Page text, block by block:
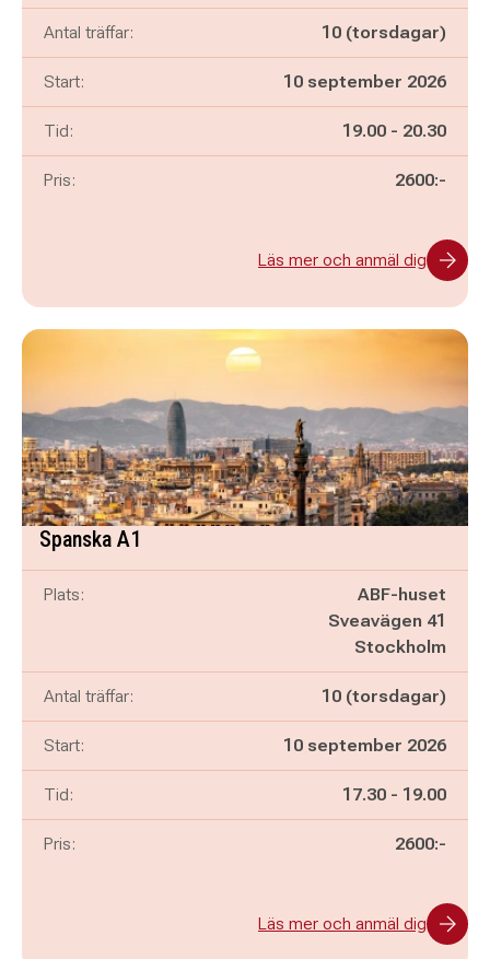
Antal träffar: 10 (torsdagar)
Start: 10 september 2026
Tid: Pågår mellan
19.00 - och
20.30
Pris: 2600:-
Läs mer och anmäl dig
Spanska A1
Plats:
ABF-huset
Sveavägen 41
Stockholm
Antal träffar: 10 (torsdagar)
Start: 10 september 2026
Tid: Pågår mellan
17.30 - och
19.00
Pris: 2600:-
Läs mer och anmäl dig